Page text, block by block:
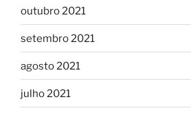
outubro 2021
setembro 2021
agosto 2021
julho 2021